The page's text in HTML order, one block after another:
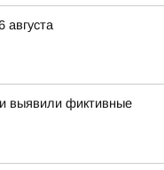
августа
выявили фиктивные